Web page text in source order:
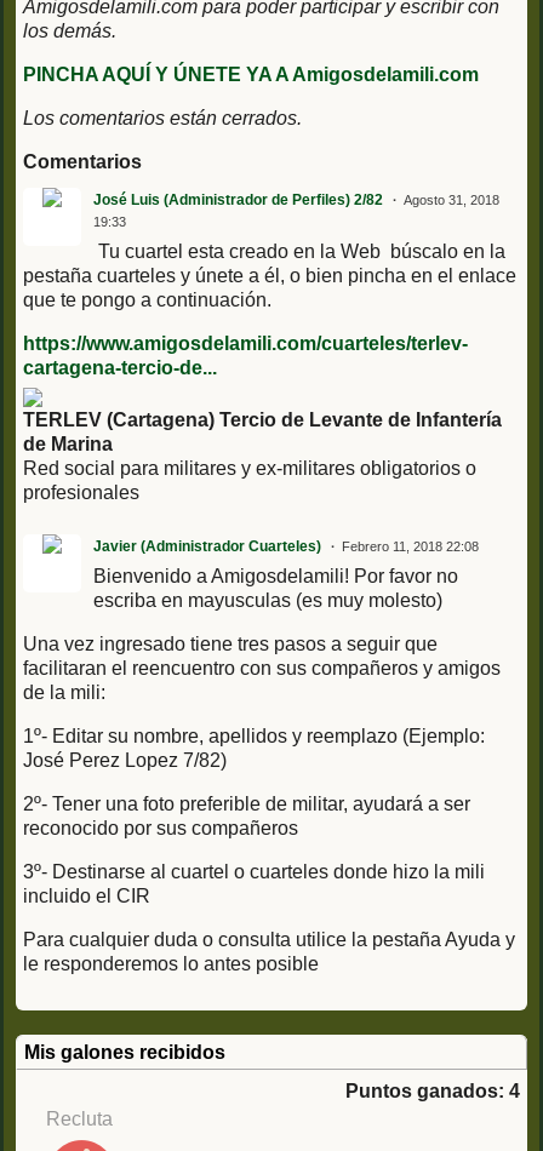
Amigosdelamili.com para poder participar y escribir con
los demás.
PINCHA AQUÍ Y ÚNETE YA A Amigosdelamili.com
Los comentarios están cerrados.
Comentarios
José Luis (Administrador de Perfiles) 2/82
Agosto 31, 2018
19:33
Tu cuartel esta creado en la Web búscalo en la
pestaña cuarteles y únete a él, o bien pincha en el enlace
que te pongo a continuación.
https://www.amigosdelamili.com/cuarteles/terlev-
cartagena-tercio-de...
TERLEV (Cartagena) Tercio de Levante de Infantería
de Marina
Red social para militares y ex-militares obligatorios o
profesionales
Javier (Administrador Cuarteles) Febrero 11, 2018 22:08
Bienvenido a Amigosdelamili! Por favor no
escriba en mayusculas (es muy molesto)
Una vez ingresado tiene tres pasos a seguir que
facilitaran el reencuentro con sus compañeros y amigos
de la mili:
1º- Editar su nombre, apellidos y reemplazo (Ejemplo:
José Perez Lopez 7/82)
2º- Tener una foto preferible de militar, ayudará a ser
reconocido por sus compañeros
3º- Destinarse al cuartel o cuarteles donde hizo la mili
incluido el CIR
Para cualquier duda o consulta utilice la pestaña Ayuda y
le responderemos lo antes posible
Mis galones recibidos
Puntos ganados: 4
Recluta